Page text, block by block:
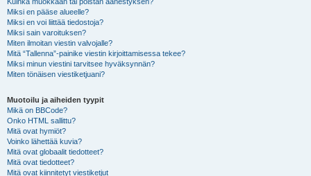
Miksi en pääse alueelle?
Miksi en voi liittää tiedostoja?
Miksi sain varoituksen?
Miten ilmoitan viestin valvojalle?
Mitä “Tallenna”-painike viestin kirjoittamisessa tekee?
Miksi minun viestini tarvitsee hyväksynnän?
Miten tönäisen viestiketjuani?
Muotoilu ja aiheiden tyypit
Mikä on BBCode?
Onko HTML sallittu?
Mitä ovat hymiöt?
Voinko lähettää kuvia?
Mitä ovat globaalit tiedotteet?
Mitä ovat tiedotteet?
Mitä ovat kiinnitetyt viestiketjut